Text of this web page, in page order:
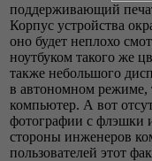
поддерживающий
Корпус устройства
оно будет неплохо
ноутбуком такого же
также небольшого
в автономном режиме,
компьютер. А вот
фотографии с флэшки
стороны инженеров
пользователей этот